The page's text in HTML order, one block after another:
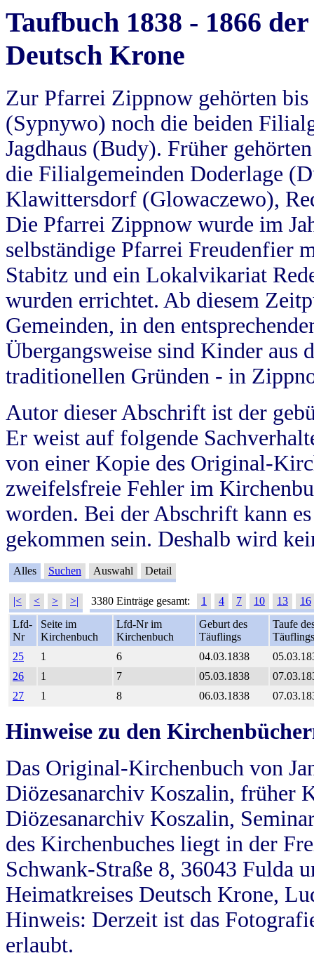
Taufbuch 1838 - 1866
Deutsch Krone
Zur Pfarrei Zippnow gehörten
(Sypnywo) noch die beiden
Jagdhaus (Budy). Früher
die Filialgemeinden Doderlage
Klawittersdorf (Glowaczewo),
Die Pfarrei Zippnow wurde im
selbständige Pfarrei Freudenfier
Stabitz und ein Lokalvikariat
wurden errichtet. Ab diesem
Gemeinden, in den
Übergangsweise sind Kinder aus
traditionellen Gründen - in
Autor dieser Abschrift ist der
Er weist auf folgende
von einer Kopie des Original-
zweifelsfreie Fehler im
worden. Bei der Abschrift kann
gekommen sein. Deshalb wird
Alles Suchen Auswahl Detail
|< < > >| 3380 Einträge gesamt: 1 4 7 10 13
16
Lfd-
Nr
Seite im
Kirchenbuch
Lfd-Nr im
Kirchenbuch
Geburt des
Täuflings
Taufe
Täuflings
25
1 6 04.03.1838
26
1 7 05.03.1838
27
1 8 06.03.1838
Hinweise zu den
Das Original-Kirchenbuch von
Diözesanarchiv Koszalin, früher
Diözesanarchiv Koszalin,
des Kirchenbuches liegt in der
Schwank-Straße 8, 36043 Fulda
Heimatkreises Deutsch Krone,
Hinweis: Derzeit ist das
erlaubt.